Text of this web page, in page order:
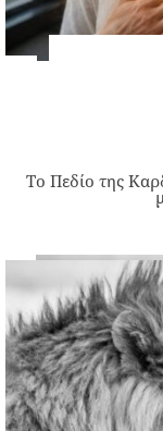
Το Πεδίο της